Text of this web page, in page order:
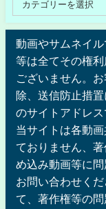
動画やサムネイ
等は全てその権
ございません。
除、送信防止措
のサイトアドレ
当サイトは各動
ておりません、
め込み動画等に
お問い合わせく
て、著作権等の